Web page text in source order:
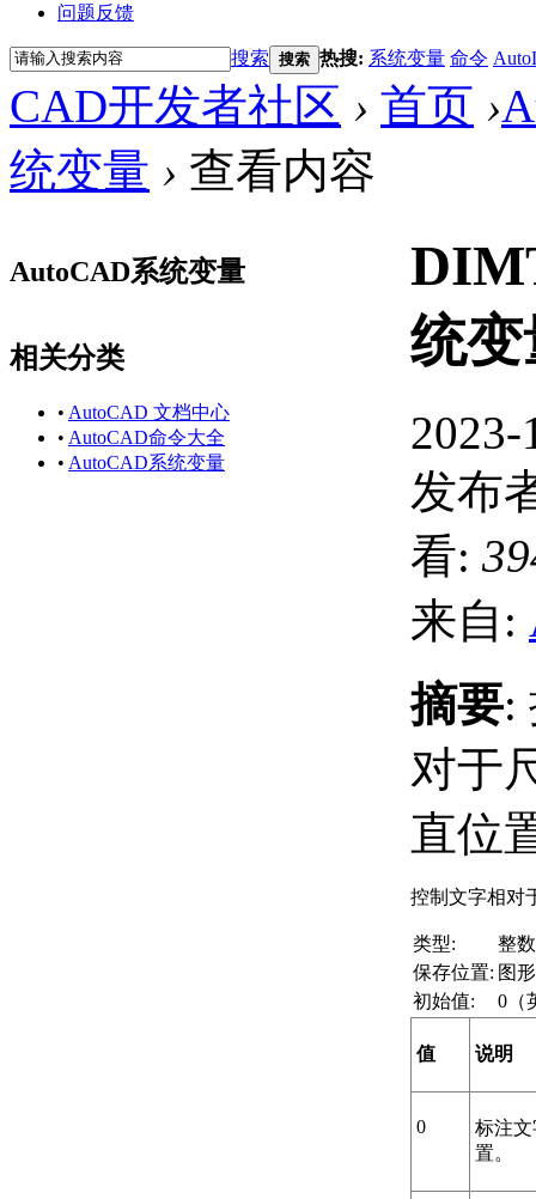
问题反馈
搜索 搜索 热搜: 系统变量 命令
CAD开发者社区 › 首页 ›
统变量 › 查看内容
AutoCAD系统变量
相关分类
• AutoCAD 文档中心
• AutoCAD命令大全
• AutoCAD系统变量
统
2023-
发布
看:
来自:
摘要:
对于
直位
控制文字相对
类型:
整数
保存位置: 图形
初始值:
0（
值 说明
0
标注
置。